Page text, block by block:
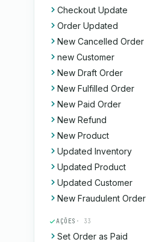
Checkout Update
Order Updated
New Cancelled Order
new Customer
New Draft Order
New Fulfilled Order
New Paid Order
New Refund
New Product
Updated Inventory
Updated Product
Updated Customer
New Fraudulent Order
AÇÕES · 33
Set Order as Paid